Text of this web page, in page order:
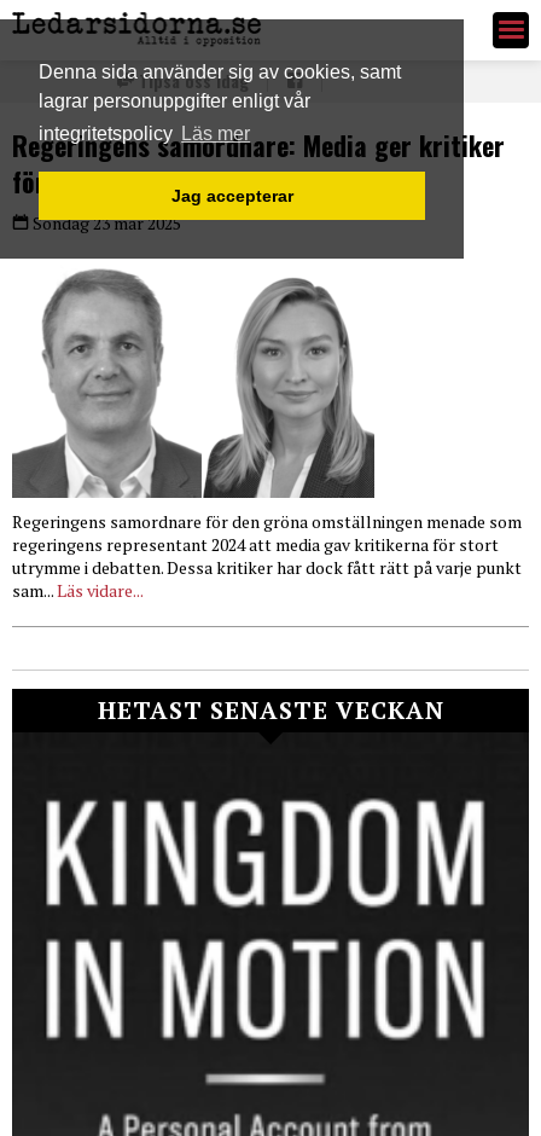
Denna sida använder sig av cookies, samt
lagrar personuppgifter enligt vår
integritetspolicy Läs mer
Jag accepterar
Ledarsidorna.se
Tipsa oss idag
Regeringens samordnare: Media ger kritiker
för mycket utrymme
Söndag 23 mar 2025
Regeringens samordnare för den gröna omställningen menade som
regeringens representant 2024 att media gav kritikerna för stort
utrymme i debatten. Dessa kritiker har dock fått rätt på varje punkt
sam...Läs vidare...
HETAST SENASTE VECKAN